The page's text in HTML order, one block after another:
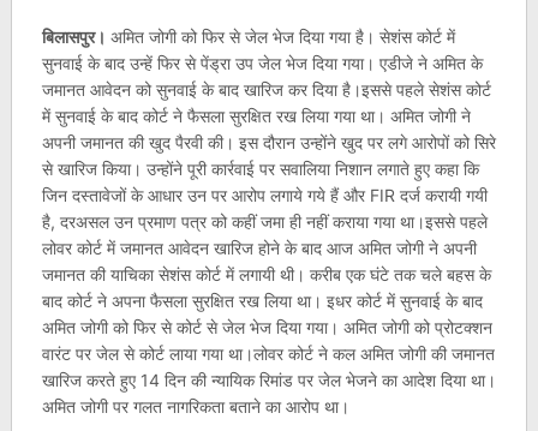
बिलासपुर। अमित जोगी को फिर से जेल भेज दिया गया है। सेशंस कोर्ट में
सुनवाई के बाद उन्हें फिर से पेंड्रा उप जेल भेज दिया गया। एडीजे ने अमित के
जमानत आवेदन को सुनवाई के बाद खारिज कर दिया है।इससे पहले सेशंस कोर्ट
में सुनवाई के बाद कोर्ट ने फैसला सुरक्षित रख लिया गया था। अमित जोगी ने
अपनी जमानत की खुद पैरवी की। इस दौरान उन्होंने खुद पर लगे आरोपों को सिरे
से खारिज किया। उन्होंने पूरी कार्रवाई पर सवालिया निशान लगाते हुए कहा कि
जिन दस्तावेजों के आधार उन पर आरोप लगाये गये हैं और FIR दर्ज करायी गयी
है, दरअसल उन प्रमाण पत्र को कहीं जमा ही नहीं कराया गया था।इससे पहले
लोवर कोर्ट में जमानत आवेदन खारिज होने के बाद आज अमित जोगी ने अपनी
जमानत की याचिका सेशंस कोर्ट में लगायी थी। करीब एक घंटे तक चले बहस के
बाद कोर्ट ने अपना फैसला सुरक्षित रख लिया था। इधर कोर्ट में सुनवाई के बाद
अमित जोगी को फिर से कोर्ट से जेल भेज दिया गया। अमित जोगी को प्रोटक्शन
वारंट पर जेल से कोर्ट लाया गया था।लोवर कोर्ट ने कल अमित जोगी की जमानत
खारिज करते हुए 14 दिन की न्यायिक रिमांड पर जेल भेजने का आदेश दिया था।
अमित जोगी पर गलत नागरिकता बताने का आरोप था।